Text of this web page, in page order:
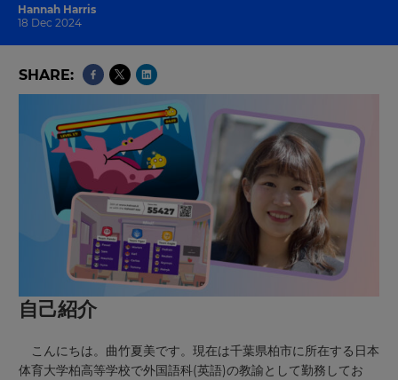
Hannah Harris
18 Dec 2024
SHARE
自己紹介
こんにちは。曲竹夏美です。現在は千葉県柏市に所在する日本
体育大学柏高等学校で外国語科(英語)の教諭として勤務してお